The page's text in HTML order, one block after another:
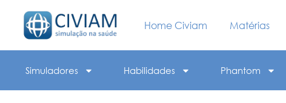
Home Civiam Matérias
Simuladores Habilidades Phantom